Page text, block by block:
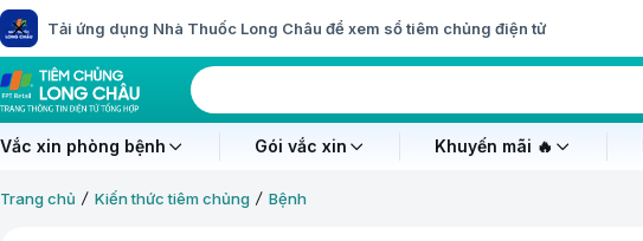
Tải ứng dụng Nhà Thuốc Long Châu để xem sổ tiêm chủng điện tử
Vắc xin phòng bệnh Gói vắc xin Khuyến mãi 🔥
Trang chủ Kiến thức tiêm chủng Bệnh